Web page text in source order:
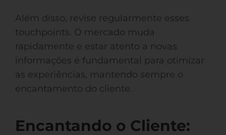
Além disso, revise regularmente esses
touchpoints. O mercado muda
rapidamente e estar atento a novas
informações é fundamental para otimizar
as experiências, mantendo sempre o
encantamento do cliente.
Encantando o Cliente: